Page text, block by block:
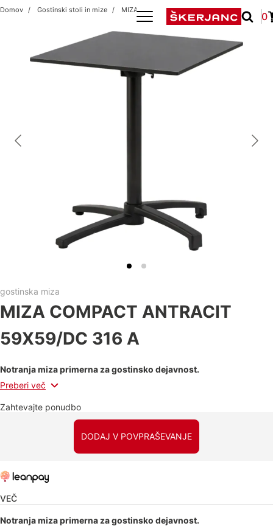
0
Domov Gostinski stoli in mize MIZA COMPACT ANTRACIT 59x59/DC 316 A
gostinska miza
MIZA COMPACT ANTRACIT
59X59/DC 316 A
Notranja miza primerna za gostinsko dejavnost.
Preberi več
Zahtevajte ponudbo
DODAJ V POVPRAŠEVANJE
VEČ
Notranja miza primerna za gostinsko dejavnost.